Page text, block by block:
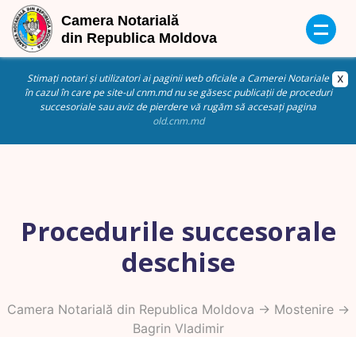
Stimați notari și utilizatori ai paginii web oficiale a Camerei Notariale
în cazul în care pe site-ul cnm.md nu se găsesc publicații de proceduri
succesoriale sau aviz de pierdere vă rugăm să accesați pagina
old.cnm.md
Procedurile succesorale
deschise
Camera Notarială din Republica Moldova -> Mostenire->
Bagrin Vladimir